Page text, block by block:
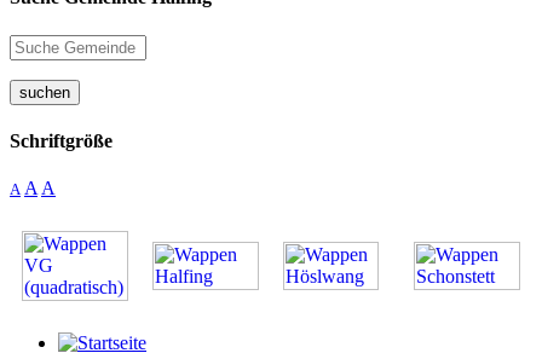
suchen
Schriftgröße
A A A